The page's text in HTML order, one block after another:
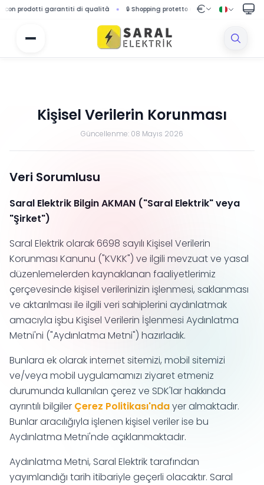
garantiti di qualità 🔒 Shopping protetto con sistema di pagamento
Kişisel Verilerin Korunması
Güncellenme: 08 Mayıs 2026
Veri Sorumlusu
Saral Elektrik Bilgin AKMAN ("Saral Elektrik" veya
"Şirket")
Saral Elektrik olarak 6698 sayılı Kişisel Verilerin
Korunması Kanunu ("KVKK") ve ilgili mevzuat ve yasal
düzenlemelerden kaynaklanan faaliyetlerimiz
çerçevesinde kişisel verilerinizin işlenmesi, saklanması
ve aktarılması ile ilgili veri sahiplerini aydınlatmak
amacıyla işbu Kişisel Verilerin İşlenmesi Aydınlatma
Metni'ni ("Aydınlatma Metni") hazırladık.
Bunlara ek olarak internet sitemizi, mobil sitemizi
ve/veya mobil uygulamamızı ziyaret etmeniz
durumunda kullanılan çerez ve SDK'lar hakkında
ayrıntılı bilgiler Çerez Politikası'ndayer almaktadır.
Bunlar aracılığıyla işlenen kişisel veriler ise bu
Aydınlatma Metni'nde açıklanmaktadır.
Aydınlatma Metni, Saral Elektrik tarafından
yayımlandığı tarih itibariyle geçerli olacaktır. Saral